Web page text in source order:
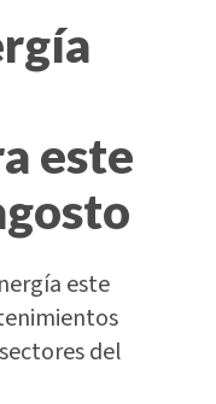
este
este
del